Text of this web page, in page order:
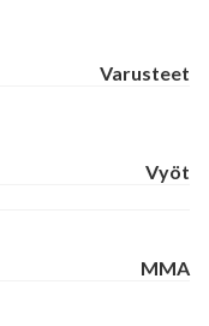
Varusteet
Vyöt
MMA